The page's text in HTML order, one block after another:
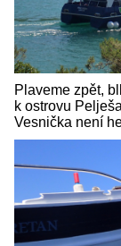
Plaveme zpět,
k ostrovu
Vesnička není